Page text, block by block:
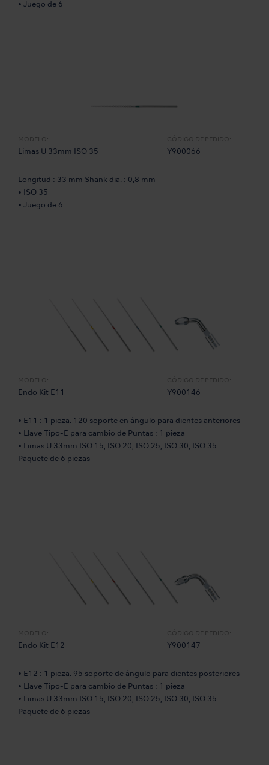
• Juego de 6
MODELO:
Limas U 33mm ISO 35
CÓDIGO DE PEDIDO:
Y900066
Longitud : 33 mm Shank dia. : 0,8 mm
• ISO 35
• Juego de 6
MODELO:
Endo Kit E11
CÓDIGO DE PEDIDO:
Y900146
• E11 : 1 pieza. 120 soporte en ángulo para dientes anteriores
• Llave Tipo-E para cambio de Puntas : 1 pieza
• Limas U 33mm ISO 15, ISO 20, ISO 25, ISO 30, ISO 35 :
Paquete de 6 piezas
MODELO:
Endo Kit E12
CÓDIGO DE PEDIDO:
Y900147
• E12 : 1 pieza. 95 soporte de ángulo para dientes posteriores
• Llave Tipo-E para cambio de Puntas : 1 pieza
• Limas U 33mm ISO 15, ISO 20, ISO 25, ISO 30, ISO 35 :
Paquete de 6 piezas